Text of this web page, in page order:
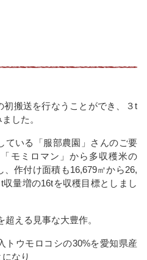
初搬送を行なうことができ、３t
した。
ている「服部農園」さんのご要
モミロマン」から多収穫米の
、作付け面積も16,679㎡から26,
量増の16tを収穫目標としまし
える見事な大豊作。
トウモロコシの30%を愛知県産
なり